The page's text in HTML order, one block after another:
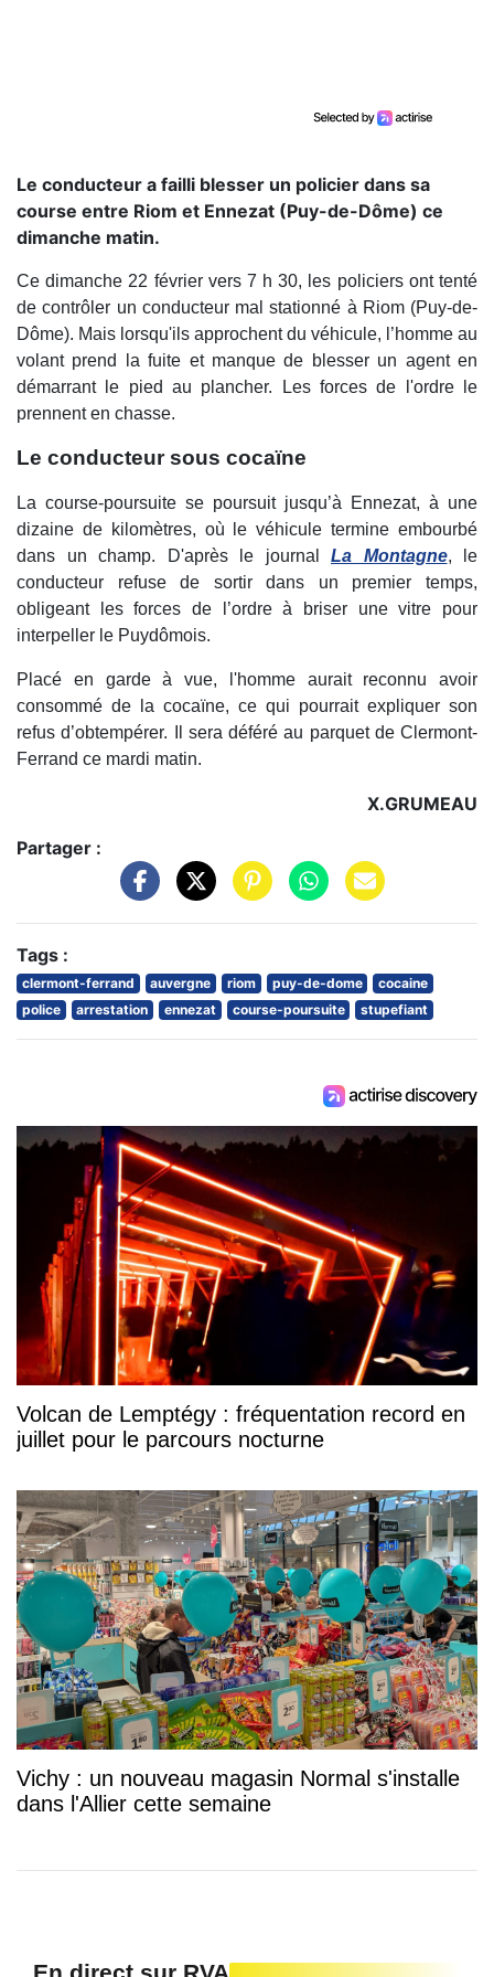
Le conducteur a failli blesser un policier dans sa
course entre Riom et Ennezat (Puy-de-Dôme) ce
dimanche matin.
Ce dimanche 22 février vers 7 h 30, les policiers ont tenté
de contrôler un conducteur mal stationné à Riom (Puy-de-
Dôme). Mais lorsqu'ils approchent du véhicule, l’homme au
volant prend la fuite et manque de blesser un agent en
démarrant le pied au plancher. Les forces de l'ordre le
prennent en chasse.
Le conducteur sous cocaïne
La course-poursuite se poursuit jusqu’à Ennezat, à une
dizaine de kilomètres, où le véhicule termine embourbé
dans un champ. D'après le journal La Montagne, le
conducteur refuse de sortir dans un premier temps,
obligeant les forces de l’ordre à briser une vitre pour
interpeller le Puydômois.
Placé en garde à vue, l'homme aurait reconnu avoir
consommé de la cocaïne, ce qui pourrait expliquer son
refus d’obtempérer. Il sera déféré au parquet de Clermont-
Ferrand ce mardi matin.
X.GRUMEAU
Partager :
Tags :
clermont-ferrand auvergne riom puy-de-dome
cocaine
police
arrestation ennezat course-poursuite stupefiant
Volcan de Lemptégy : fréquentation record en
juillet pour le parcours nocturne
Vichy : un nouveau magasin Normal s'installe
dans l'Allier cette semaine
En direct sur RVA